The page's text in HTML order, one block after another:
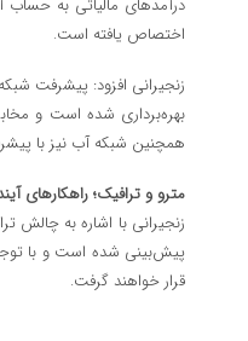
درآمدهای مالیاتی به
اختصاص یافته است.
بهره‌برداری شده است و
همچنین شبکه آب نیز با پیشرفت ۷۲ درصدی در حال تکمیل است و مشکلات اولیه کاملاً
مترو و ترافیک؛ راهکارهای
زنجیرانی با اشاره به چالش
قرار خواهند گرفت.